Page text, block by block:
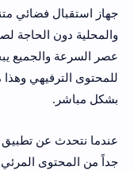
جهاز استقبال فضائي
والمحلية دون الحاجة
عصر السرعة والجميع
للمحتوى الترفيهي
بشكل مباشر.
جداً من المحتوى المرئي